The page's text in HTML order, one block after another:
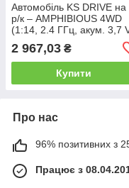
Автомобіль KS DRIVE на
р/к – AMPHIBIOUS 4WD
(1:14, 2.4 ГГц, акум. 3,7
2 967,03 ₴
Купити
Про нас
96% позитивних з
Працює з